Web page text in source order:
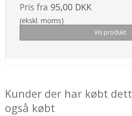
Pris fra 95,00 DKK
(ekskl. moms)
Vis produkt
Kunder der har købt
også købt